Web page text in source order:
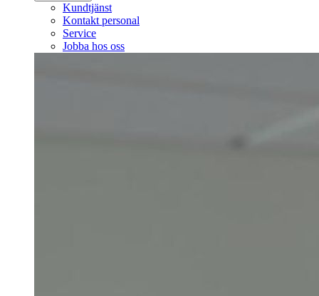
Kundtjänst
Kontakt personal
Service
Jobba hos oss